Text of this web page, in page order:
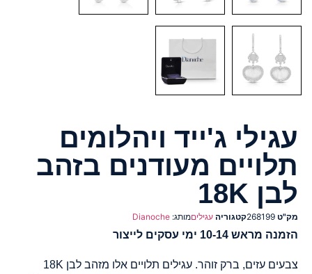
עגילי ג'ייד ויהלומים
תלויים מעודנים בזהב
לבן 18K
מק"ט 268199קטגוריה עגיליםמותג: Dianoche
הזמנה מראש 10-14 ימי עסקים לייצור
צבעים עזים, ברק זוהר. עגילים תלויים אלו מזהב לבן 18K